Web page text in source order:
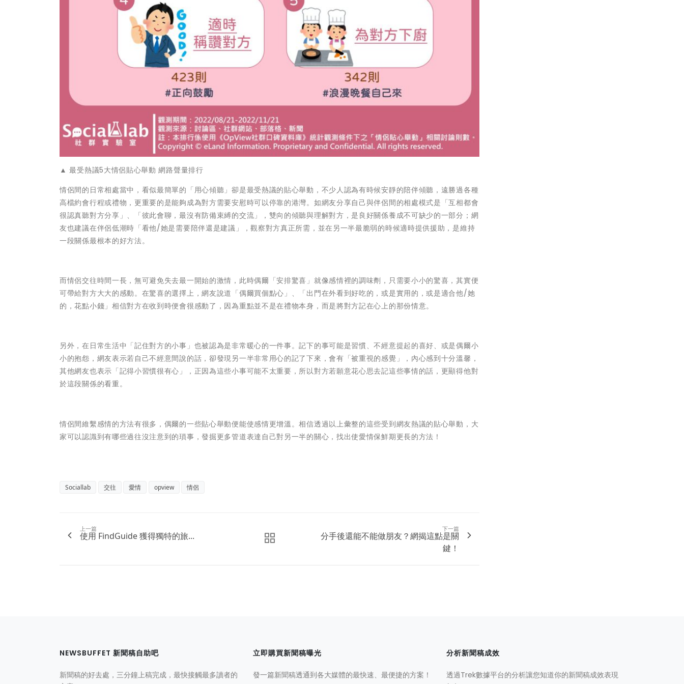
▲ 最受熱議5大情侶貼心舉動 網路聲量排行
情侶間的日常相處當中，看似最簡單的「用心傾聽」卻是最受熱議的貼心舉動，不少人認為有時候安靜的陪伴傾聽，遠勝過各種
高檔約會行程或禮物，更重要的是能夠成為對方需要安慰時可以停靠的港灣。如網友分享自己與伴侶間的相處模式是「互相都會
很認真聽對方分享」、「彼此會聊，最沒有防備束縛的交流」，雙向的傾聽與理解對方，是良好關係養成不可缺少的一部分；網
友也建議在伴侶低潮時「看他/她是需要陪伴還是建議」，觀察對方真正所需，並在另一半最脆弱的時候適時提供援助，是維持
一段關係最根本的好方法。
而情侶交往時間一長，無可避免失去最一開始的激情，此時偶爾「安排驚喜」就像感情裡的調味劑，只需要小小的驚喜，其實便
可帶給對方大大的感動。在驚喜的選擇上，網友說道「偶爾買個點心」、「出門在外看到好吃的，或是實用的，或是適合他/她
的，花點小錢」相信對方在收到時便會很感動了，因為重點並不是在禮物本身，而是將對方記在心上的那份情意。
另外，在日常生活中「記住對方的小事」也被認為是非常暖心的一件事。記下的事可能是習慣、不經意提起的喜好、或是偶爾小
小的抱怨，網友表示若自己不經意間說的話，卻發現另一半非常用心的記了下來，會有「被重視的感覺」，內心感到十分溫馨，
其他網友也表示「記得小習慣很有心」，正因為這些小事可能不太重要，所以對方若願意花心思去記這些事情的話，更顯得他對
於這段關係的看重。
情侶間維繫感情的方法有很多，偶爾的一些貼心舉動便能使感情更增溫。相信透過以上彙整的這些受到網友熱議的貼心舉動，大
家可以認識到有哪些過往沒注意到的瑣事，發掘更多管道表達自己對另一半的關心，找出使愛情保鮮期更長的方法！
Sociallab 交往 愛情 opview 情侶
上一篇
使用 FindGuide 獲得獨特的旅...
下一篇
分手後還能不能做朋友？網揭這點是關
鍵！
NEWSBUFFET 新聞稿自助吧
新聞稿的好去處，三分鐘上稿完成，最快接觸最多讀者的
立即購買新聞稿曝光
發一篇新聞稿透通到各大媒體的最快速、最便捷的方案！
分析新聞稿成效
透過Trek數據平台的分析讓您知道你的新聞稿成效表現